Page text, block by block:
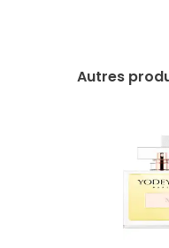
Autres